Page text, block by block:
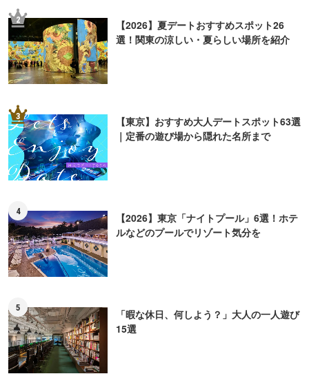
2
【2026】夏デートおすすめスポット26
選！関東の涼しい・夏らしい場所を紹介
3
【東京】おすすめ大人デートスポット63選
｜定番の遊び場から隠れた名所まで
4
【2026】東京「ナイトプール」6選！ホテ
ルなどのプールでリゾート気分を
5
「暇な休日、何しよう？」大人の一人遊び
15選